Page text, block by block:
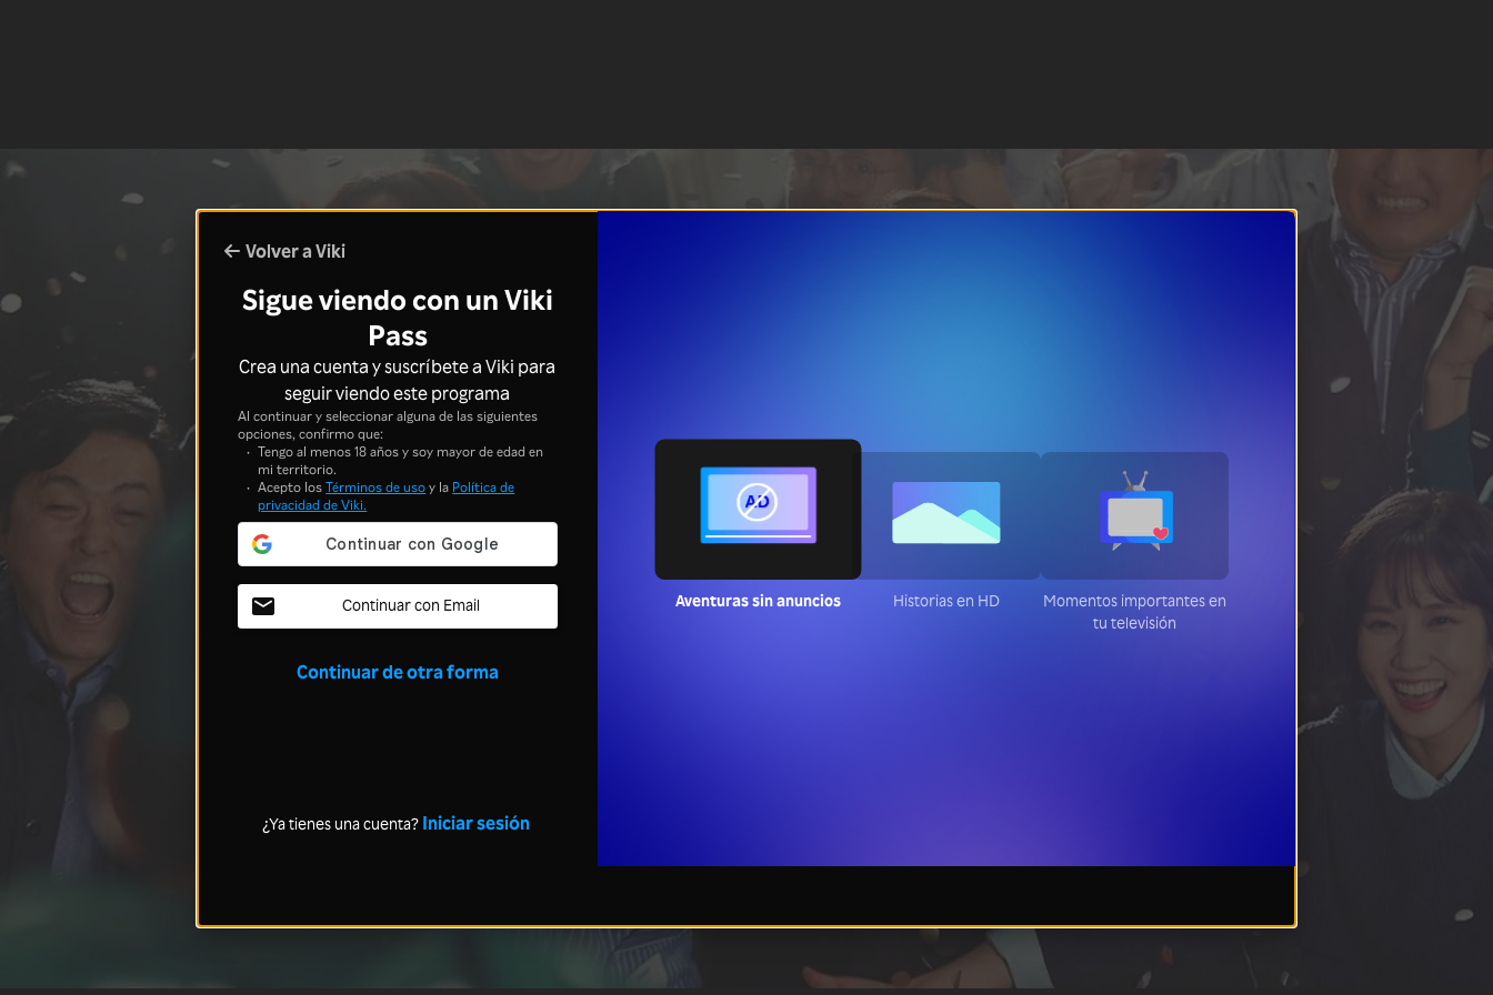
Volver a Viki
Sigue viendo con un Viki
Pass
Crea una cuenta y suscríbete a Viki para
seguir viendo este programa
Al continuar y seleccionar alguna de las siguientes
opciones, confirmo que:
Tengo al menos 18 años y soy mayor de edad en
mi territorio.
Acepto losTérminos de usoy la Política de
privacidad de Viki.
Continuar con Email
Continuar de otra forma
¿Ya tienes una cuenta? Iniciar sesión
Aventuras sin anuncios Historias en HD
Momentos importantes en
tu televisión